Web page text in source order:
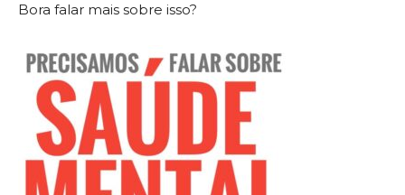
Bora falar mais sobre isso?